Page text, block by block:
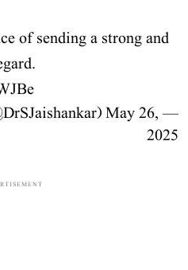
of sending a strong and
— Dr. S. Jaishankar (@DrSJaishankar)
May 26,
2025